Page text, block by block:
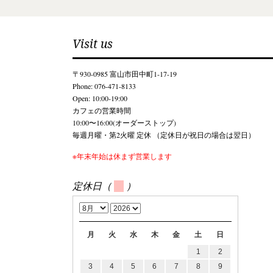
Visit us
〒930-0985 富山市田中町1-17-19
Phone: 076-471-8133
Open: 10:00-19:00
カフェの営業時間
10:00〜16:00(オーダーストップ)
毎週月曜・第2火曜 定休 （定休日が祝日の場合は翌日）
※年末年始は休まず営業します
定休日（ ）
月 火 水 木 金 土
日
1
2
3
4 5 6 7 8 9